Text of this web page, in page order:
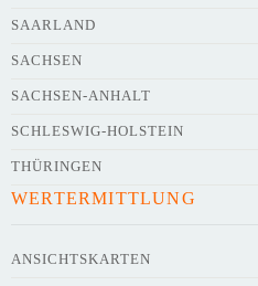
Kontaktdaten
SAARLAND
SACHSEN
SACHSEN-ANHALT
SCHLESWIG-HOLSTEIN
THÜRINGEN
WERTERMITTLUNG
ANSICHTSKARTEN